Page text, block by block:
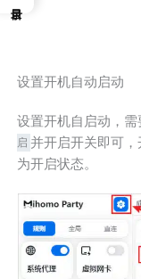
设置开机自动启动
设置开机自启动，
启 并开启开关即可
为开启状态。